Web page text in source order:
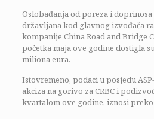
Oslobađanja od poreza i doprinosa
državljana kod glavnog izvođača
kompanije China Road and Bridge
početka maja ove godine dostigla
miliona eura.
Istovremeno, podaci u posjedu
akciza na gorivo za CRBC i
kvartalom ove godine, iznosi preko